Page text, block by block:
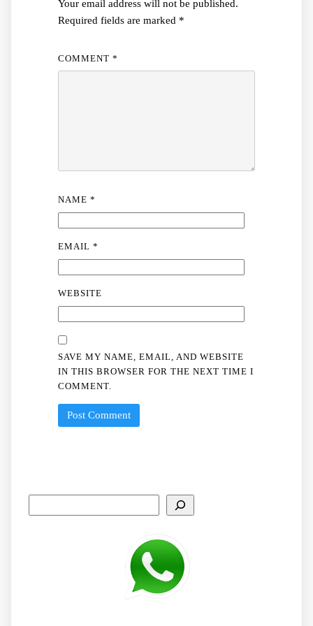
Your email address will not be published.
Required fields are marked *
COMMENT *
NAME *
EMAIL *
WEBSITE
SAVE MY NAME, EMAIL, AND WEBSITE
IN THIS BROWSER FOR THE NEXT TIME I
COMMENT.